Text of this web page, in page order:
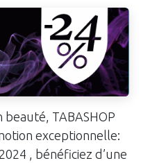
beauté, TABASHOP
exceptionnelle:
, bénéficiez d’une